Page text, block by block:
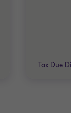
Tax Due